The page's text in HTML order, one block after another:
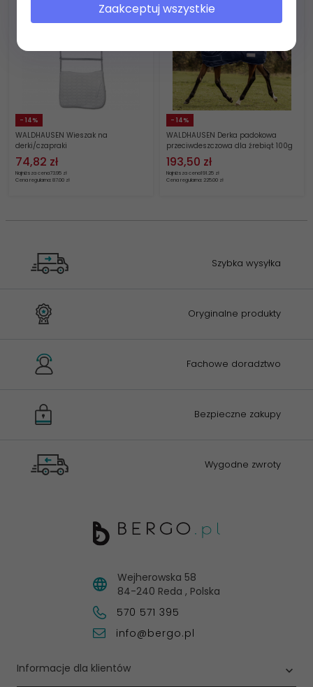
- 14%
WALDHAUSEN Wieszak na
derki/czapraki
74,82 zł
Najniższa cena73.95 zł
Cena regularna: 87.00 zł
- 14%
WALDHAUSEN Derka padokowa
przeciwdeszczowa dla źrebiąt 100g
193,50 zł
Najniższa cena191.25 zł
Cena regularna: 225.00 zł
Szybka wysyłka
Oryginalne produkty
Fachowe doradztwo
Bezpieczne zakupy
Wygodne zwroty
Wejherowska 58
84-240 Reda , Polska
570 571 395
info@bergo.pl
Informacje dla klientów
Zaakceptuj wszystkie